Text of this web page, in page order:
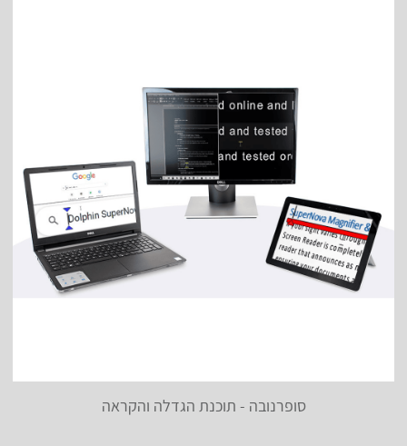
סופרנובה - תוכנת הגדלה והקראה